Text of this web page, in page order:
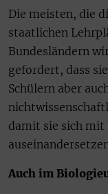
Die meisten, die
staatlichen
Bundesländern
gefordert, dass
Schülern aber
damit sie sich mit
Auch im